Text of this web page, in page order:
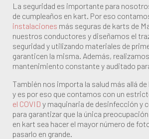
La seguridad es importante para
de cumpleaños en kart. Por eso
instalaciones más seguras de karts de
nuestros conductores y diseñamos el
seguridad y utilizando materiales de
garanticen la misma. Además,
mantenimiento constante y auditado
También nos importa la salud más allá
y es por eso que contamos con un
el COVID y maquinaria de desinfección y
para garantizar que la única
en kart sea hacer el mayor número de
pasarlo en grande.